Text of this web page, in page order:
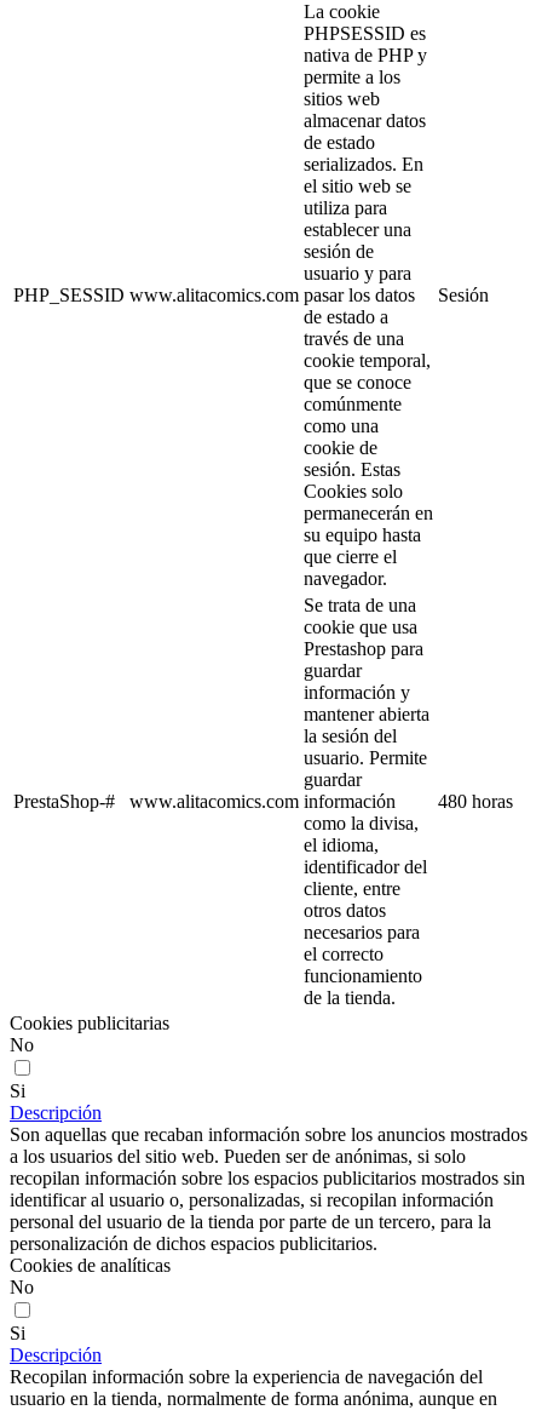
PHP_SESSID www.alitacomics.com
La cookie
PHPSESSID es
nativa de PHP y
permite a los
sitios web
almacenar datos
de estado
serializados. En
el sitio web se
utiliza para
establecer una
sesión de
usuario y para
pasar los datos
de estado a
través de una
cookie temporal,
que se conoce
comúnmente
como una
cookie de
sesión. Estas
Cookies solo
permanecerán en
su equipo hasta
que cierre el
navegador.
Sesión
PrestaShop-# www.alitacomics.com
Se trata de una
cookie que usa
Prestashop para
guardar
información y
mantener abierta
la sesión del
usuario. Permite
guardar
información
como la divisa,
el idioma,
identificador del
cliente, entre
otros datos
necesarios para
el correcto
funcionamiento
de la tienda.
480 horas
Cookies publicitarias
No
Si
Descripción
Son aquellas que recaban información sobre los anuncios mostrados
a los usuarios del sitio web. Pueden ser de anónimas, si solo
recopilan información sobre los espacios publicitarios mostrados sin
identificar al usuario o, personalizadas, si recopilan información
personal del usuario de la tienda por parte de un tercero, para la
personalización de dichos espacios publicitarios.
Cookies de analíticas
No
Si
Descripción
Recopilan información sobre la experiencia de navegación del
usuario en la tienda, normalmente de forma anónima, aunque en